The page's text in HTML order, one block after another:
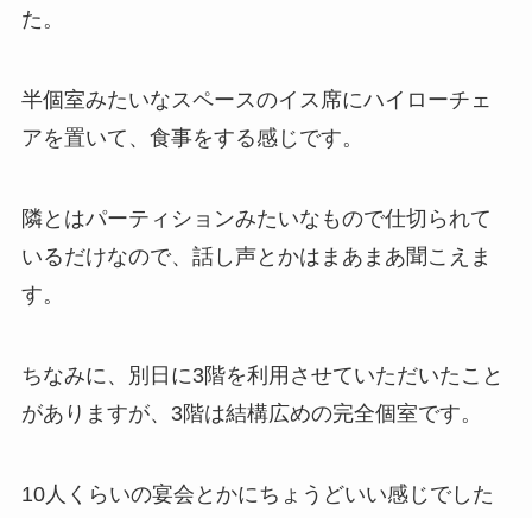
た。
半個室みたいなスペースのイス席にハイローチェ
アを置いて、食事をする感じです。
隣とはパーティションみたいなもので仕切られて
いるだけなので、話し声とかはまあまあ聞こえま
す。
ちなみに、別日に3階を利用させていただいたこと
がありますが、3階は結構広めの完全個室です。
10人くらいの宴会とかにちょうどいい感じでした